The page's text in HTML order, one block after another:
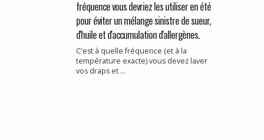
fréquence vous devriez les utiliser en été
pour éviter un mélange sinistre de sueur,
d'huile et d'accumulation d'allergènes.
C'est à quelle fréquence (et à la
température exacte) vous devez laver
vos draps et ...